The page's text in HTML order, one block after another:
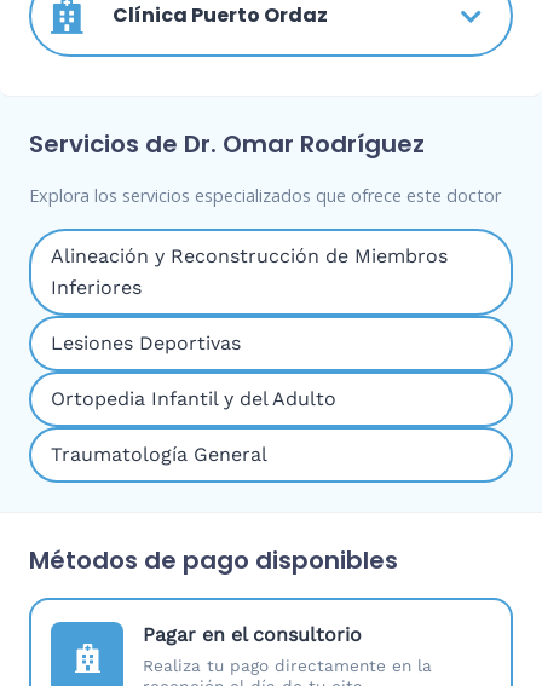
Clínica Puerto Ordaz
Servicios de Dr. Omar Rodríguez
Explora los servicios especializados que ofrece este doctor
Alineación y Reconstrucción de Miembros
Inferiores
Lesiones Deportivas
Ortopedia Infantil y del Adulto
Traumatología General
Métodos de pago disponibles
Pagar en el consultorio
Realiza tu pago directamente en la